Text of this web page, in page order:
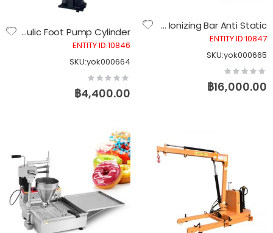
แท่งกำจัดไฟฟ้าสถิตแบบไอออนไนซ์ Ionizing Bar Anti Static
ENTITY ID:10847
SKU:yok000665
Rating:
฿16,000.00
กระบอกสูบไฮดรอลิคแบบเท้าเหยียบ 1 ตัน สูงยก 1.6 เมตร Hydraulic Foot Pump Cylinder
ENTITY ID:10846
SKU:yok000664
Rating:
฿4,400.00